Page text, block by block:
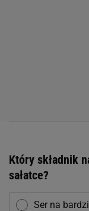
Który składnik
sałatce?
Ser na